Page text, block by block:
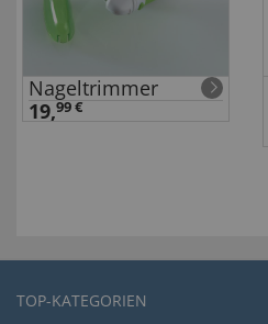
Nageltrimmer
19,99 €
TOP-KATEGORIEN